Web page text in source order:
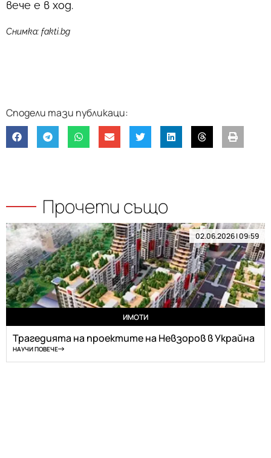
вече е в ход.
Снимка: fakti.bg
Прочети също
02.06.2026 | 09:59
ИМОТИ
Трагедията на проектите на Невзоров в Украйна
НАУЧИ ПОВЕЧЕ